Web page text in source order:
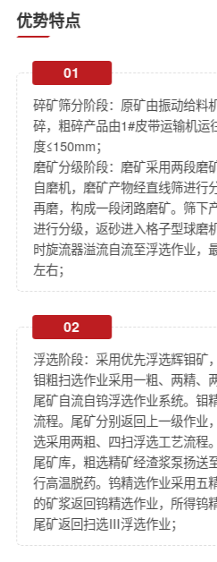
优势特点
01
碎矿筛分阶段：原矿由振动给料
碎，粗碎产品由1#皮带运输机运
度≤150mm；
磨矿分级阶段：磨矿采用两段磨
自磨机，磨矿产物经直线筛进行
再磨，构成一段闭路磨矿。筛下
进行分级，返砂进入格子型球磨
时旋流器溢流自流至浮选作业，
左右；
02
浮选阶段：采用优先浮选辉钼矿
钼粗扫选作业采用一粗、两精、
尾矿自流自钨浮选作业系统。钼
流程。尾矿分别返回上一级作业
选采用两粗、四扫浮选工艺流程
尾矿库，粗选精矿经渣浆泵扬送
行高温脱药。钨精选作业采用五
的矿浆返回钨精选作业，所得钨
尾矿返回扫选Ⅲ浮选作业；